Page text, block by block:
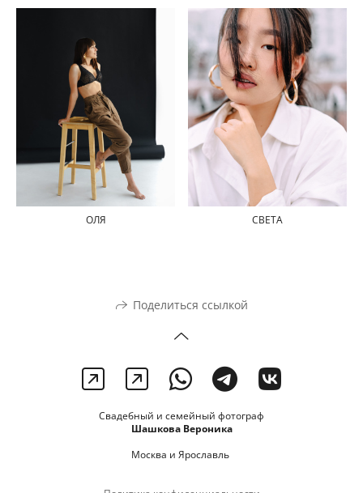
ОЛЯ СВЕТА
Поделиться ссылкой
Свадебный и семейный фотограф
Шашкова Вероника
Москва и Ярославль